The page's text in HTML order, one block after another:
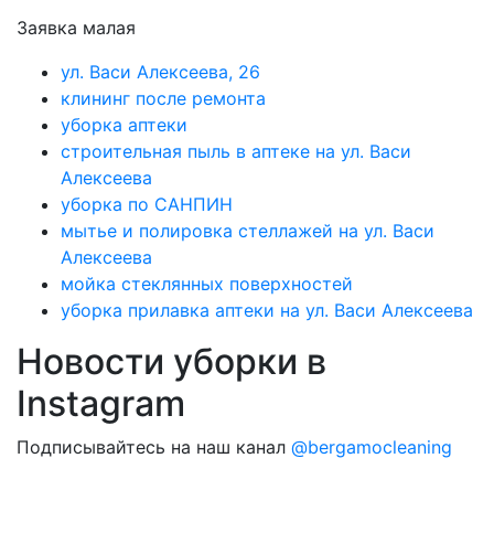
Заявка малая
ул. Васи Алексеева, 26
клининг после ремонта
уборка аптеки
строительная пыль в аптеке на ул. Васи
Алексеева
уборка по САНПИН
мытье и полировка стеллажей на ул. Васи
Алексеева
мойка стеклянных поверхностей
уборка прилавка аптеки на ул. Васи Алексеева
Новости уборки в
Instagram
Подписывайтесь на наш канал @bergamocleaning